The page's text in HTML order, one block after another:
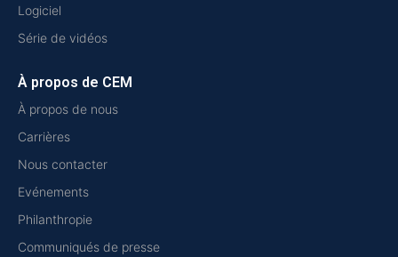
Logiciel
Série de vidéos
À propos de CEM
À propos de nous
Carrières
Nous contacter
Evénements
Philanthropie
Communiqués de presse